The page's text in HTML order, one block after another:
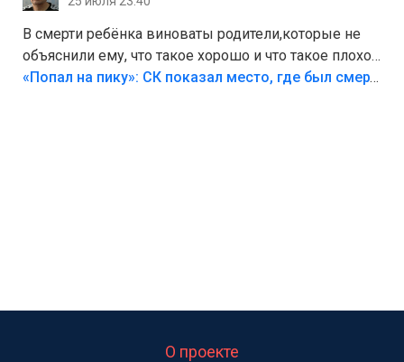
В смерти ребёнка виноваты родители,которые не
объяснили ему, что такое хорошо и что такое плохо!
Лезть через такой забор,верх безумия,есть же
«Попал на пику»: СК показал место, где был смертельно травмирован ребенок в Тольятти
О проекте